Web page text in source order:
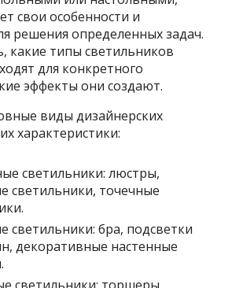
свои особенности и
решения определенных задач.
какие типы светильников
для конкретного
эффекты они создают.
виды дизайнерских
характеристики:
светильники: люстры,
светильники, точечные
светильники: бра, подсветки
декоративные настенные